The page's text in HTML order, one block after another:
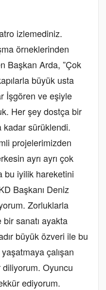
izlemediniz.
örneklerinden
Başkan Arda, ”Çok
büyük usta
İşgören ve eşiyle
Her şey dostça bir
sürüklendi.
projelerimizden
ayrı ayrı çok
bu iyilik hareketini
Başkanı Deniz
Zorluklarla
sanatı ayakta
büyük özveri ile bu
çalışan
diliyorum. Oyuncu
ediyorum.